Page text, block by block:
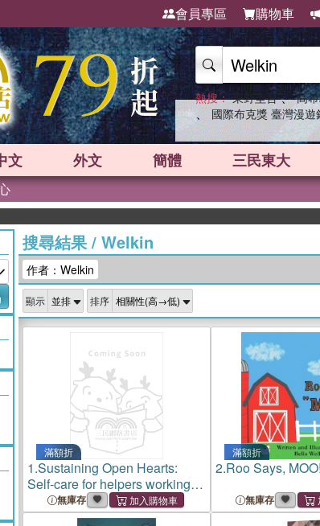
會員專區 購物車
熱搜： 東野圭吾 、 高
、 國際布克獎 臺灣漫遊
文 外文 簡體 三民東大
英國出
搜尋結果/ Welkin
作者：Welkin
顯示 排序
滿額折
1.Sustaining Open Hearts:
Self-care for helpers working
with trauma in our complex
world
無庫存
滿額折
2.Roo Says, MOO!
無庫存